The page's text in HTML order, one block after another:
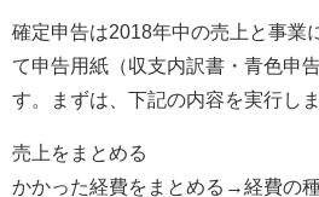
確定申告は2018年中の売上と事業
て申告用紙（収支内訳書・青色申
す。まずは、下記の内容を実行しま
売上をまとめる
かかった経費をまとめる→経費の